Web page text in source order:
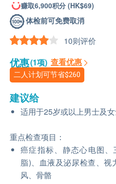
赚取6,900积分 (HK$69)
体检前可免费取消
10则评价
优惠(1项) 查看优惠
二人计划可节省$260
建议给
适用于25岁或以上男士及
重点检查项目：
癌症指标、静态心电图
脂)、血液及泌尿检查、视
风、骨骼